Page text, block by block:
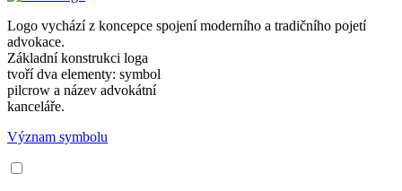
Logo vychází z koncepce spojení moderního a tradičního pojetí
advokace.
Základní konstrukci loga
tvoří dva elementy: symbol
pilcrow a název advokátní
kanceláře.
Význam symbolu